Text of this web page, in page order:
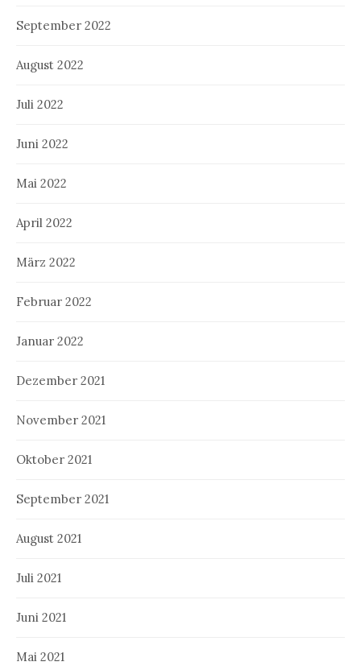
September 2022
August 2022
Juli 2022
Juni 2022
Mai 2022
April 2022
März 2022
Februar 2022
Januar 2022
Dezember 2021
November 2021
Oktober 2021
September 2021
August 2021
Juli 2021
Juni 2021
Mai 2021